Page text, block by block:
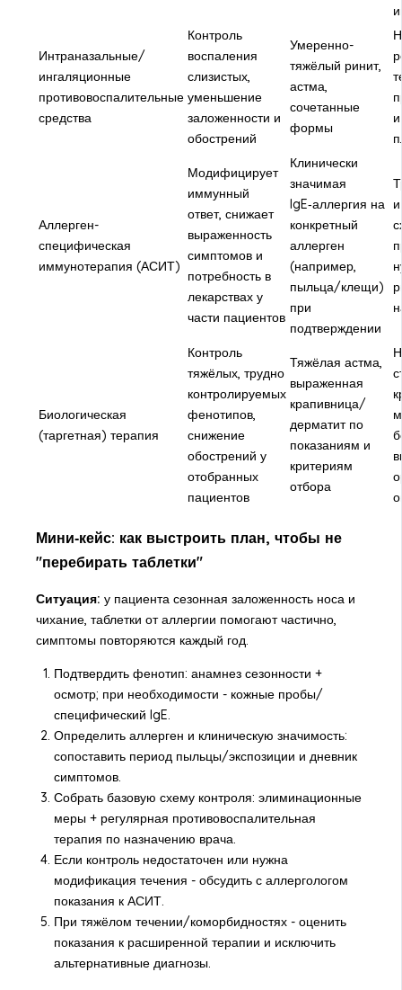
Интраназальные/
ингаляционные
противовоспалительные
средства
Контроль
воспаления
слизистых,
уменьшение
заложенности и
обострений
Умеренно-
тяжёлый ринит,
астма,
сочетанные
формы
Аллерген-
специфическая
иммунотерапия (АСИТ)
Модифицирует
иммунный
ответ, снижает
выраженность
симптомов и
потребность в
лекарствах у
части пациентов
Клинически
значимая
IgE‑аллергия на
конкретный
аллерген
(например,
пыльца/клещи)
при
подтверждении
Биологическая
(таргетная) терапия
Контроль
тяжёлых, трудно
контролируемых
фенотипов,
снижение
обострений у
отобранных
пациентов
Тяжёлая астма,
выраженная
крапивница/
дерматит по
показаниям и
критериям
отбора
Мини‑кейс: как выстроить план, чтобы не
"перебирать таблетки"
Ситуация: у пациента сезонная заложенность носа и
чихание, таблетки от аллергии помогают частично,
симптомы повторяются каждый год.
Подтвердить фенотип: анамнез сезонности +
осмотр; при необходимости - кожные пробы/
специфический IgE.
Определить аллерген и клиническую значимость:
сопоставить период пыльцы/экспозиции и дневник
симптомов.
Собрать базовую схему контроля: элиминационные
меры + регулярная противовоспалительная
терапия по назначению врача.
Если контроль недостаточен или нужна
модификация течения - обсудить с аллергологом
показания к АСИТ.
При тяжёлом течении/коморбидностях - оценить
показания к расширенной терапии и исключить
альтернативные диагнозы.